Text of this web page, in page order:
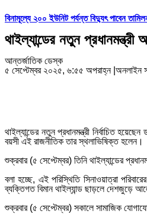
বিনামূল্যে ২০০ ইউনিট পর্যন্ত বিদ্যুৎ পাবেন
থাইল্যান্ডের নতুন প্রধানমন্ত্রী
আন্তর্জাতিক ডেস্ক
৫ সেপ্টেম্বর ২০২৫, ৬:৫৫ অপরাহ্ন অনলাইন
থাইল্যান্ডের নতুন প্রধানমন্ত্রী নির্বাচিত
বয়সী এই রাজনীতিক তার স্থলাভিষিক্ত হলেন।
শুক্রবার (৫ সেপ্টেম্বর) তিনি থাইল্যান্ডের
বলা হচ্ছে, এই পরিস্থিতি সিনাওয়াত্রা
ব্যক্তিগত বিমান থাইল্যান্ড ছাড়লে দেশজুড়ে
শুক্রবার (৫ সেপ্টেম্বর) সকালে সামাজিক